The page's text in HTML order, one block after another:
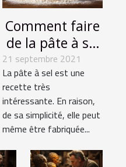
Comment faire
de la pâte à sel
?
21 septembre 2021
La pâte à sel est une
recette très
intéressante. En raison,
de sa simplicité, elle peut
même être fabriquée...